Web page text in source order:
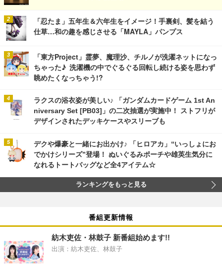
「忍たま」五年生＆六年生をイメージ！手裏剣、髪を結う
仕草…和の趣を感じさせる「MAYLA」パンプス
「東方Project」霊夢、魔理沙、チルノが洗濯ネットになっ
ちゃった♪ 洗濯機の中でぐるぐる回転し続ける姿を思わず
眺めたくなっちゃう!?
ラクスの浴衣姿が美しい♪ 「ガンダムカードゲーム 1st An
niversary Set [PB03]」の二次抽選が実施中！ ストフリが
デザインされたデッキケースやスリーブも
デクや爆豪と一緒にお出かけ♪ 「ヒロアカ」“いっしょにお
でかけシリーズ”登場！ ぬいぐるみポーチや雄英生気分に
なれるトートバッグなど全4アイテム☆
ランキングをもっと見る
番組更新情報
紡木吏佐・林鼓子 新番組始めます!!
出演：紡木吏佐、林鼓子